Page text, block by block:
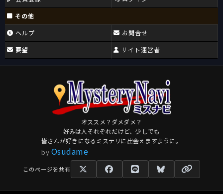
その他
ヘルプ
要望
お問合せ
サイト運営者
オススメ？ダメダメ？
好みは人それぞれだけど、少しでも
皆さんが好きになるミステリに出会えますように。
by Osudame
このページを共有